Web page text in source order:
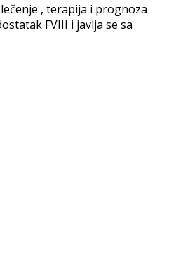
, terapija i prognoza
FVIII i javlja se sa